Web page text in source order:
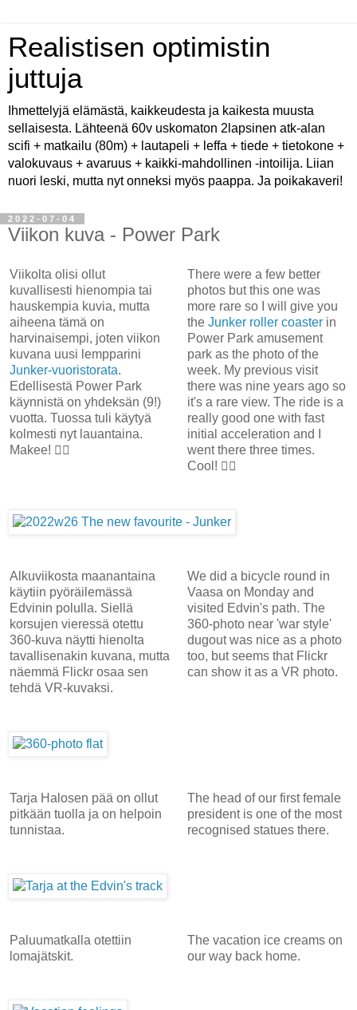
Realistisen optimistin
juttuja
Ihmettelyjä elämästä, kaikkeudesta ja kaikesta muusta
sellaisesta. Lähteenä 60v uskomaton 2lapsinen atk-alan
scifi + matkailu (80m) + lautapeli + leffa + tiede + tietokone +
valokuvaus + avaruus + kaikki-mahdollinen -intoilija. Liian
nuori leski, mutta nyt onneksi myös paappa. Ja poikakaveri!
2022-07-04
Viikon kuva - Power Park
Viikolta olisi ollut
kuvallisesti hienompia tai
hauskempia kuvia, mutta
aiheena tämä on
harvinaisempi, joten viikon
kuvana uusi lempparini
Junker-vuoristorata.
Edellisestä Power Park
käynnistä on yhdeksän (9!)
vuotta. Tuossa tuli käytyä
kolmesti nyt lauantaina.
Makee! 👍🏻
There were a few better
photos but this one was
more rare so I will give you
the Junker roller coasterin
Power Park amusement
park as the photo of the
week. My previous visit
there was nine years ago so
it's a rare view. The ride is a
really good one with fast
initial acceleration and I
went there three times.
Cool! 👍🏻
Alkuviikosta maanantaina
käytiin pyöräilemässä
Edvinin polulla. Siellä
korsujen vieressä otettu
360-kuva näytti hienolta
tavallisenakin kuvana, mutta
näemmä Flickr osaa sen
tehdä VR-kuvaksi.
We did a bicycle round in
Vaasa on Monday and
visited Edvin's path. The
360-photo near 'war style'
dugout was nice as a photo
too, but seems that Flickr
can show it as a VR photo.
Tarja Halosen pää on ollut
pitkään tuolla ja on helpoin
tunnistaa.
The head of our first female
president is one of the most
recognised statues there.
Paluumatkalla otettiin
lomajätskit.
The vacation ice creams on
our way back home.